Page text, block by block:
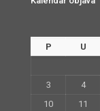
P U
3
4
10
11